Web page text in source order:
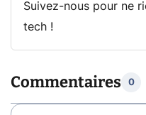
Suivez-nous pour ne
tech !
Commentaires 0